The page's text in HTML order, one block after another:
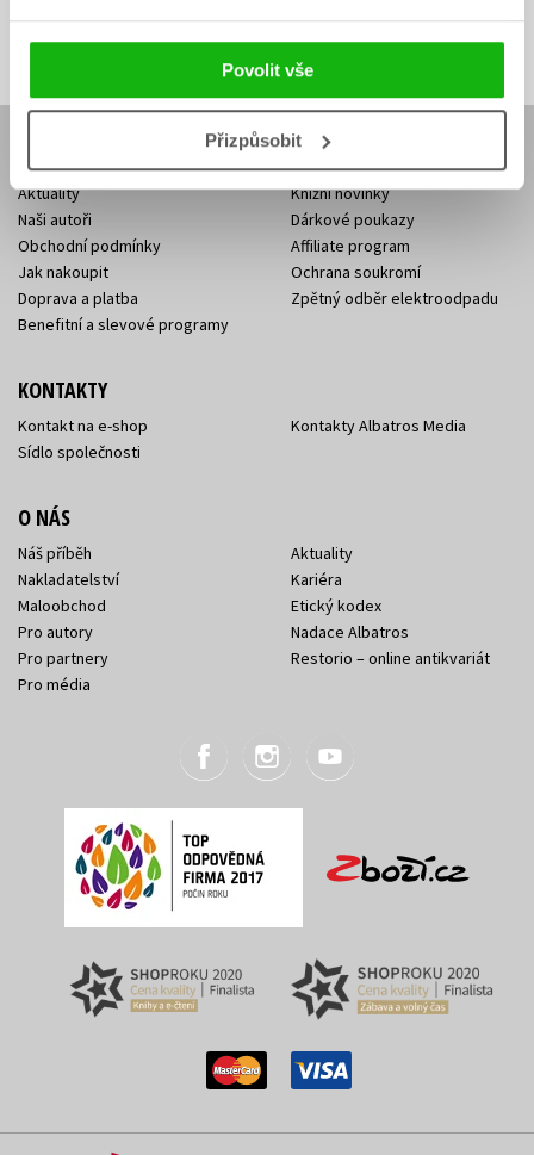
Povolit vše
Přizpůsobit
mailová
adresa
mailová
adresa
Vaše e-mailová adresa Přihlásit se
Aktuality
Naši autoři
Obchodní podmínky
Jak nakoupit
Doprava a platba
Benefitní a slevové programy
Knižní novinky
Dárkové poukazy
Affiliate program
Ochrana soukromí
Zpětný odběr elektroodpadu
KONTAKTY
Kontakt na e-shop
Sídlo společnosti
Kontakty Albatros Media
O NÁS
Náš příběh
Nakladatelství
Maloobchod
Pro autory
Pro partnery
Pro média
Aktuality
Kariéra
Etický kodex
Nadace Albatros
Restorio – online antikvariát